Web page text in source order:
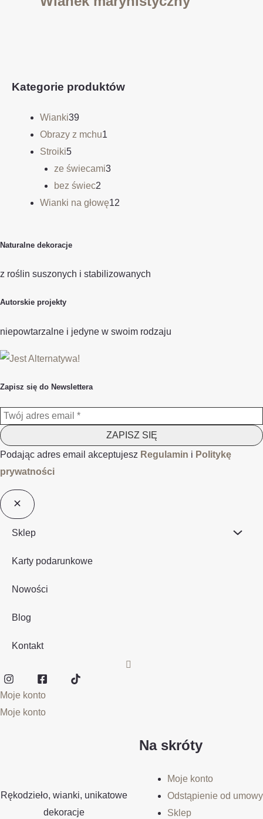
Kategorie produktów
Wianki39
Obrazy z mchu1
Stroiki5
ze świecami3
bez świec2
Wianki na głowę12
Naturalne dekoracje
z roślin suszonych i stabilizowanych
Autorskie projekty
niepowtarzalne i jedyne w swoim rodzaju
Zapisz się do Newslettera
Podając adres email akceptujesz Regulamin i Politykę
prywatności
Sklep
Karty podarunkowe
Nowości
Blog
Kontakt
Moje konto
Moje konto
Rękodzieło, wianki, unikatowe
dekoracje
Na skróty
Moje konto
Odstąpienie od umowy
Sklep